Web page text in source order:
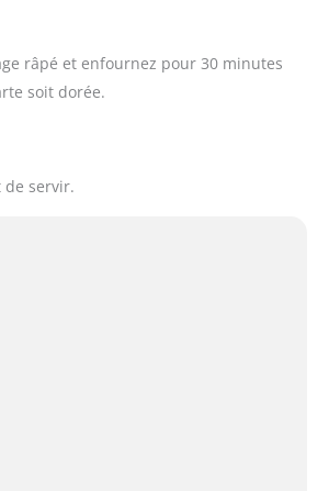
râpé et enfournez pour 30 minutes
soit dorée.
de servir.